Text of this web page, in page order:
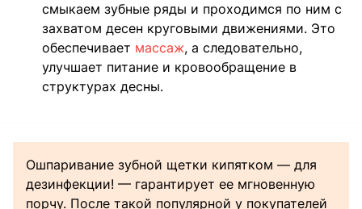
смыкаем зубные ряды и проходимся по ним с
захватом десен круговыми движениями. Это
обеспечивает массаж, а следовательно,
улучшает питание и кровообращение в
структурах десны.
Ошпаривание зубной щетки кипятком — для
дезинфекции! — гарантирует ее мгновенную
порчу. После такой популярной у покупателей